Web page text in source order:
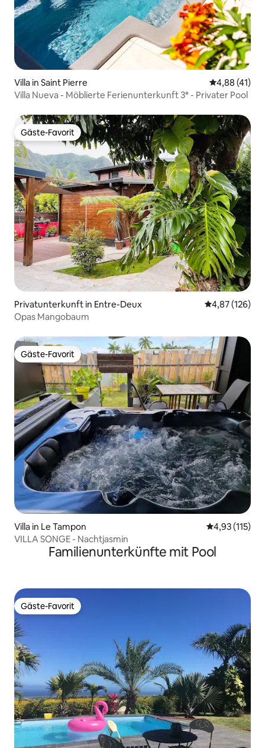
Villa in Saint Pierre
4,88 (41)
Villa Nueva - Möblierte Ferienunterkunft 3* - Privater Pool
Gäste-Favorit
Gäste-Favorit
Privatunterkunft in Entre-Deux
4,87 (126)
Opas Mangobaum
Gäste-Favorit
Gäste-Favorit
Villa in Le Tampon
4,93 (115)
VILLA SONGE - Nachtjasmin
Familienunterkünfte mit Pool
Gäste-Favorit
Gäste-Favorit